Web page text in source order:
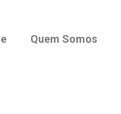
Quem Somos